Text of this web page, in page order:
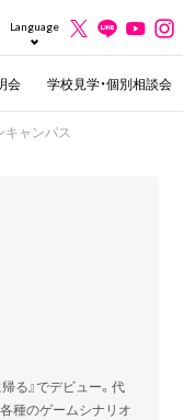
Language
会 学校見学・個別相談会
キャンパス
る』でデビュー。代
種のゲームシナリオ